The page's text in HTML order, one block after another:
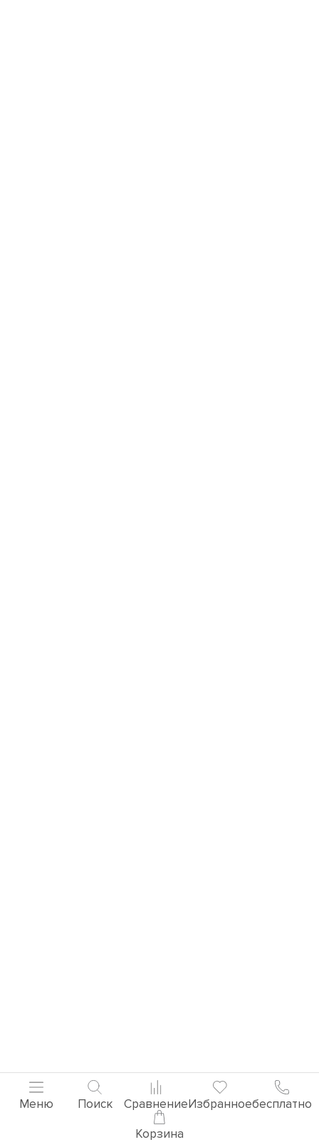
Меню Поиск СравнениеИзбранноебесплатно
Корзина